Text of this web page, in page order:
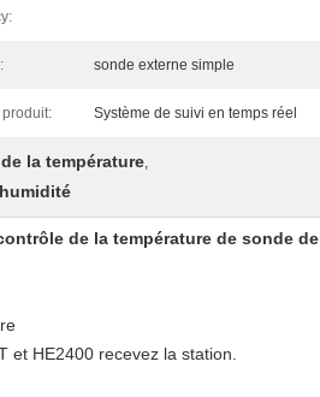
sonde externe simple
produit: Système de suivi en temps réel
la température,
de la température de sonde de
et HE2400 recevez la station.